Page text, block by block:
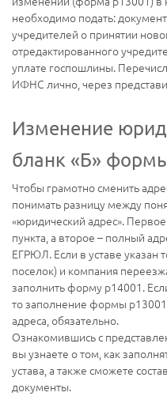
необходимо подать:
учредителей о принятии
отредактированного
уплате госпошлины.
ИФНС лично, через
Изменение
бланк «Б»
Чтобы грамотно сменить
понимать разницу между
«юридический адрес».
пункта, а второе – полный
ЕГРЮЛ. Если в уставе указан
поселок) и компания
заполнить форму р14001.
то заполнение формы
адреса, обязательно.
Ознакомившись с
вы узнаете о том, как
устава, а также сможете
документы.